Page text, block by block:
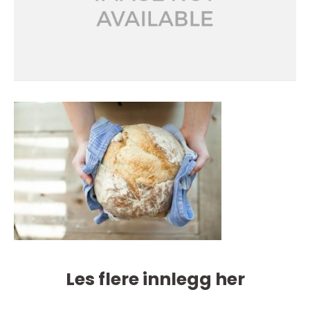
Les flere innlegg her